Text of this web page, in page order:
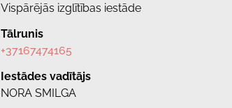
Vispārējās izglītības iestāde
Tālrunis
+37167474165
Iestādes vadītājs
NORA SMILGA